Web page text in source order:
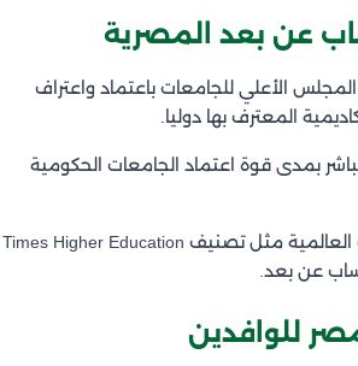
عن بعد المصرية
المجلس الأعلي للجامعات باعتماد واعتراف
المعترف بها دوليا.
بمدى قوة اعتماد الجامعات الحكومية
بالإضافة إلى وجود العديد من الجامعات المصرية في قوائم التصنيف العالمية مثل تصنيف Times Higher Education
للوافدين